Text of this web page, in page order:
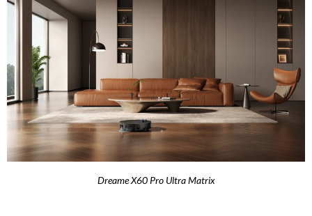
Dreame X60 Pro Ultra Matrix